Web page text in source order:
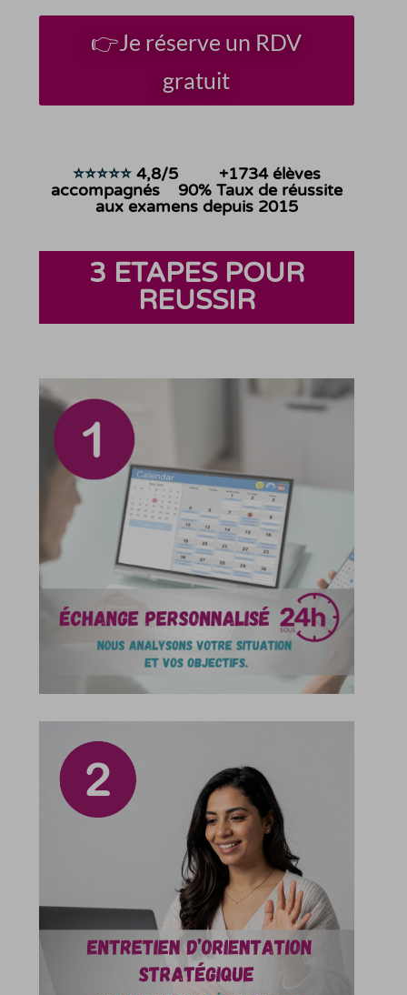
👉Je réserve un RDV
gratuit
⭐⭐⭐⭐⭐ 4,8/5 +1734élèves
accompagnés 90% Taux de réussite
aux examens depuis 2015
3 ETAPES POUR
REUSSIR